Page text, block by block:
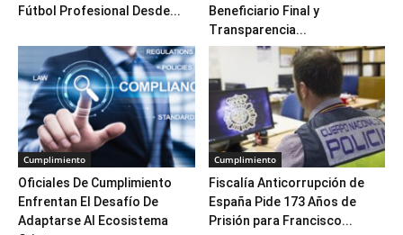
Fútbol Profesional Desde...
Beneficiario Final y
Transparencia...
Cumplimiento
Oficiales De Cumplimiento
Enfrentan El Desafío De
Adaptarse Al Ecosistema
Cumplimiento
Fiscalía Anticorrupción de
España Pide 173 Años de
Prisión para Francisco...